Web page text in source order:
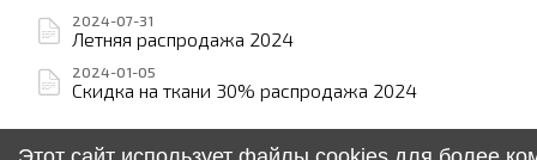
2024-07-31
Летняя распродажа 2024
2024-01-05
Скидка на ткани 30% распродажа 2024